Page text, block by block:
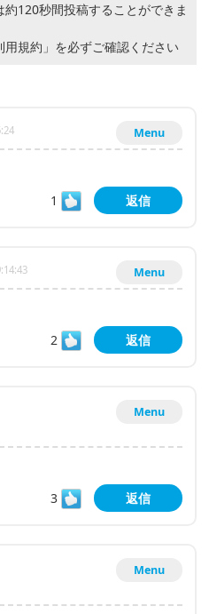
120秒間投稿することができま
用規約」 を必ずご確認ください
Menu
1
返信
Menu
2
返信
Menu
3
返信
Menu